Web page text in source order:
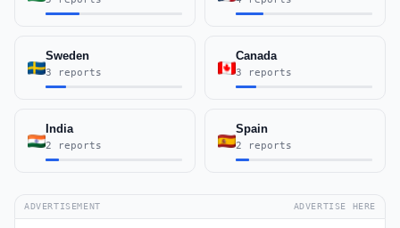
Sweden
3 reports
Canada
3 reports
India
2 reports
Spain
2 reports
ADVERTISEMENT ADVERTISE HERE